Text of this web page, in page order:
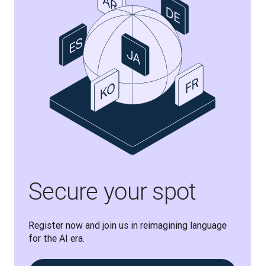
Secure your spot
Register now and join us in reimagining language
for the AI era.